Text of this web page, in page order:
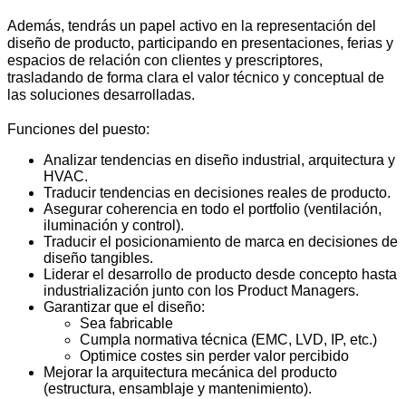
Además, tendrás un papel activo en la representación del
diseño de producto, participando en presentaciones, ferias y
espacios de relación con clientes y prescriptores,
trasladando de forma clara el valor técnico y conceptual de
las soluciones desarrolladas.
Funciones del puesto:
Analizar tendencias en diseño industrial, arquitectura y
HVAC.
Traducir tendencias en decisiones reales de producto.
Asegurar coherencia en todo el portfolio (ventilación,
iluminación y control).
Traducir el posicionamiento de marca en decisiones de
diseño tangibles.
Liderar el desarrollo de producto desde concepto hasta
industrialización junto con los Product Managers.
Garantizar que el diseño:
Sea fabricable
Cumpla normativa técnica (EMC, LVD, IP, etc.)
Optimice costes sin perder valor percibido
Mejorar la arquitectura mecánica del producto
(estructura, ensamblaje y mantenimiento).